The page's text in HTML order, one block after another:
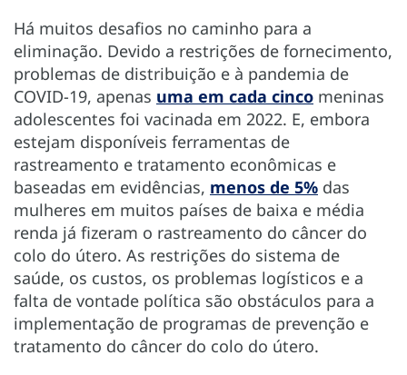
Há muitos desafios no caminho para a
eliminação. Devido a restrições de fornecimento,
problemas de distribuição e à pandemia de
COVID-19, apenas uma em cada cinco meninas
adolescentes foi vacinada em 2022. E, embora
estejam disponíveis ferramentas de
rastreamento e tratamento econômicas e
baseadas em evidências, menos de 5% das
mulheres em muitos países de baixa e média
renda já fizeram o rastreamento do câncer do
colo do útero. As restrições do sistema de
saúde, os custos, os problemas logísticos e a
falta de vontade política são obstáculos para a
implementação de programas de prevenção e
tratamento do câncer do colo do útero.